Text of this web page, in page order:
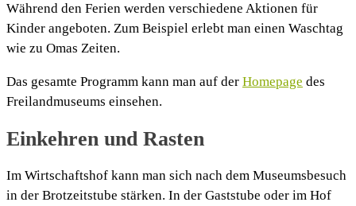
Während den Ferien werden verschiedene Aktionen für
Kinder angeboten. Zum Beispiel erlebt man einen Waschtag
wie zu Omas Zeiten.
Das gesamte Programm kann man auf der Homepage des
Freilandmuseums einsehen.
Einkehren und Rasten
Im Wirtschaftshof kann man sich nach dem Museumsbesuch
in der Brotzeitstube stärken. In der Gaststube oder im Hof